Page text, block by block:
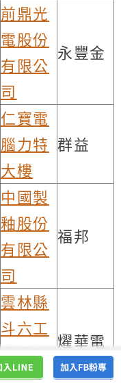
前鼎光
電股份
有限公
司
永豐金
仁寶電
腦力特
大樓
群益
中國製
釉股份
有限公
司
福邦
雲林縣
斗六工
業區廠
商協進
燿華電
子